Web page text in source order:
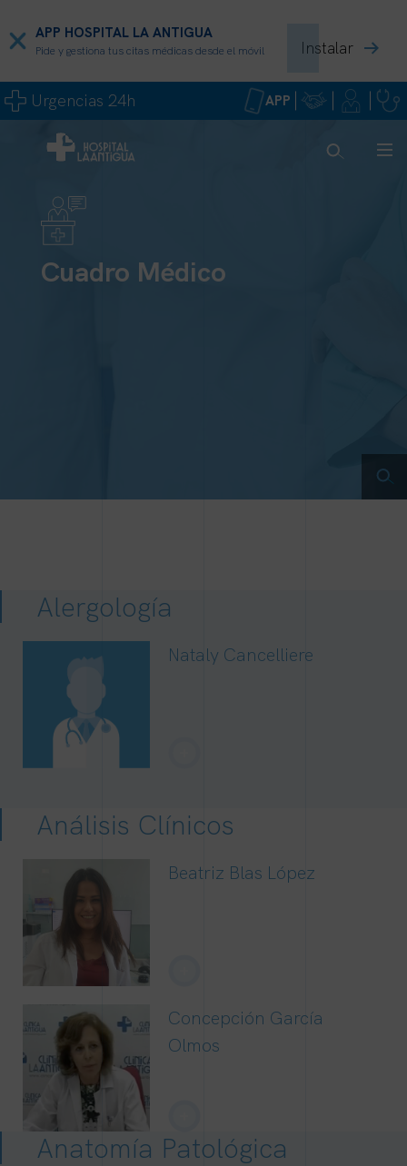
APP HOSPITAL LA ANTIGUA
Pide y gestiona tus citas médicas desde el móvil Instalar
APP
Urgencias 24h
Cuadro Médico
Alergología
Nataly Cancelliere
Análisis Clínicos
Beatriz Blas López
Concepción García
Olmos
Anatomía Patológica